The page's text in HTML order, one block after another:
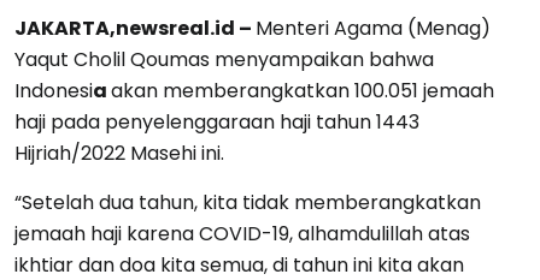
JAKARTA,newsreal.id – Menteri Agama (Menag)
Yaqut Cholil Qoumas menyampaikan bahwa
Indonesiaakan memberangkatkan 100.051 jemaah
haji pada penyelenggaraan haji tahun 1443
Hijriah/2022 Masehi ini.
“Setelah dua tahun, kita tidak memberangkatkan
jemaah haji karena COVID-19, alhamdulillah atas
ikhtiar dan doa kita semua, di tahun ini kita akan